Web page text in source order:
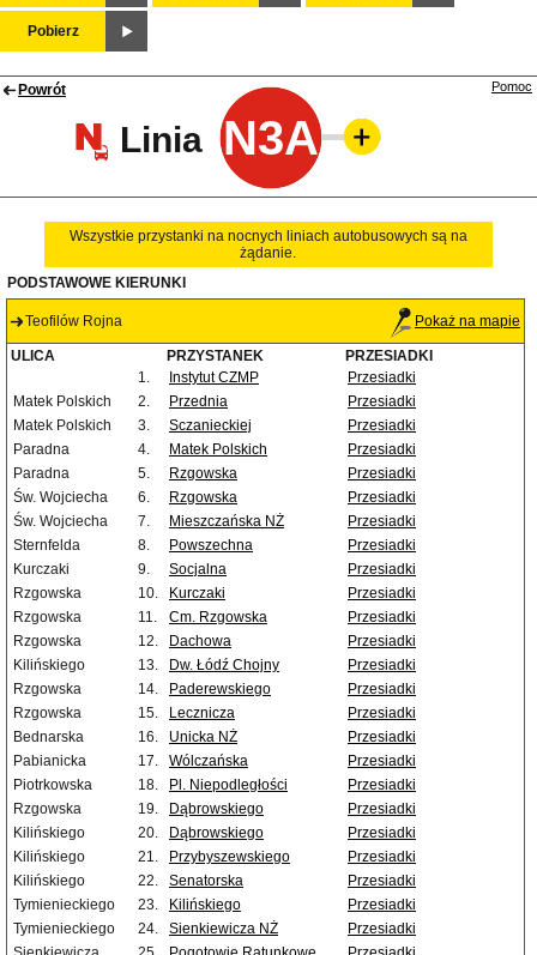
Pobierz
Powrót
Linia N3A
Pomoc
Wszystkie przystanki na nocnych liniach autobusowych są na
żądanie.
PODSTAWOWE KIERUNKI
Teofilów Rojna Pokaż na mapie
ULICA PRZYSTANEK
PRZESIADKI
1.
Instytut CZMP
Przesiadki
Matek Polskich
2. Przednia
Przesiadki
Matek Polskich
3. Sczanieckiej
Przesiadki
Paradna
4. Matek Polskich
Przesiadki
Paradna
5. Rzgowska
Przesiadki
Św. Wojciecha
6. Rzgowska
Przesiadki
Św. Wojciecha
7. Mieszczańska NŻ
Przesiadki
Sternfelda
8. Powszechna
Przesiadki
Kurczaki
9. Socjalna
Przesiadki
Rzgowska
10. Kurczaki
Przesiadki
Rzgowska
11. Cm. Rzgowska
Przesiadki
Rzgowska
12. Dachowa
Przesiadki
Kilińskiego
13. Dw. Łódź Chojny
Przesiadki
Rzgowska
14. Paderewskiego
Przesiadki
Rzgowska
15. Lecznicza
Przesiadki
Bednarska
16. Unicka NŻ
Przesiadki
Pabianicka
17. Wólczańska
Przesiadki
Piotrkowska
18. Pl. Niepodległości
Przesiadki
Rzgowska
19. Dąbrowskiego
Przesiadki
Kilińskiego
20. Dąbrowskiego
Przesiadki
Kilińskiego
21. Przybyszewskiego
Przesiadki
Kilińskiego
22. Senatorska
Przesiadki
Tymienieckiego
23. Kilińskiego
Przesiadki
Tymienieckiego
24. Sienkiewicza NŻ
Przesiadki